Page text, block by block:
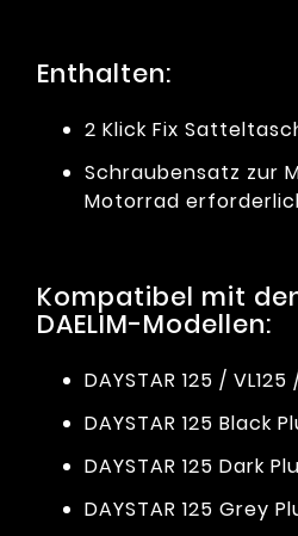
Enthalten:
2 Klick Fix
Schraubensatz zur
Motorrad
Kompatibel mit
DAELIM-Modellen:
DAYSTAR 125 / VL125
DAYSTAR 125 Black
DAYSTAR 125 Dark
DAYSTAR 125 Grey